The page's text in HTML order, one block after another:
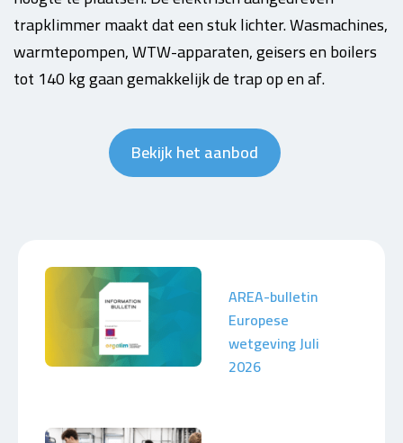
trapklimmer maakt dat een stuk lichter. Wasmachines,
warmtepompen, WTW-apparaten, geisers en boilers
tot 140 kg gaan gemakkelijk de trap op en af.
Bekijk het aanbod
AREA-bulletin
Europese
wetgeving Juli
2026